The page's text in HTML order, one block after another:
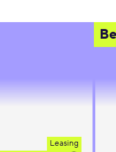
Leasing